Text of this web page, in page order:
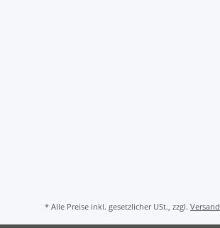
* Alle Preise inkl. gesetzlicher USt., zzgl. Versand